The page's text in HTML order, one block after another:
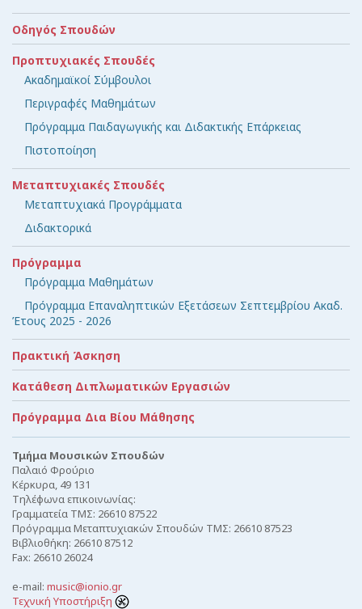
Οδηγός Σπουδών
Προπτυχιακές Σπουδές
Ακαδημαϊκοί Σύμβουλοι
Περιγραφές Μαθημάτων
Πρόγραμμα Παιδαγωγικής και Διδακτικής Επάρκειας
Πιστοποίηση
Μεταπτυχιακές Σπουδές
Μεταπτυχιακά Προγράμματα
Διδακτορικά
Πρόγραμμα
Πρόγραμμα Μαθημάτων
Πρόγραμμα Επαναληπτικών Εξετάσεων Σεπτεμβρίου Ακαδ.
Έτους 2025 - 2026
Πρακτική Άσκηση
Κατάθεση Διπλωματικών Εργασιών
Πρόγραμμα Δια Βίου Μάθησης
Τμήμα Μουσικών Σπουδών
Παλαιό Φρούριο
Κέρκυρα, 49 131
Τηλέφωνα επικοινωνίας:
Γραμματεία ΤΜΣ: 26610 87522
Πρόγραμμα Μεταπτυχιακών Σπουδών ΤΜΣ: 26610 87523
Βιβλιοθήκη: 26610 87512
Fax: 26610 26024
e-mail: music@ionio.gr
Τεχνική Υποστήριξη